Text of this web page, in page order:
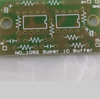
Super IC Bufferプリント基板
¥330